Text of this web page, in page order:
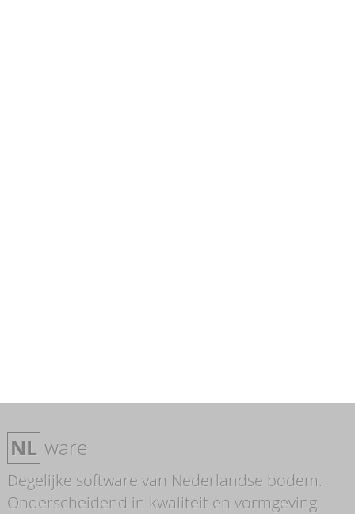
NL ware
Degelijke software van Nederlandse bodem.
Onderscheidend in kwaliteit en vormgeving.